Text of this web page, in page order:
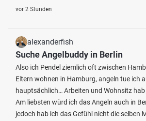
vor 2 Stunden
alexanderfish
Suche Angelbuddy in Berlin
Also ich Pendel ziemlich oft zwischen
Eltern wohnen in Hamburg, angeln tue ich
hauptsächlich… Arbeiten und Wohnsitz hab
Am liebsten würd ich das Angeln auch in
jedoch hab ich das Gefühl nicht die selben